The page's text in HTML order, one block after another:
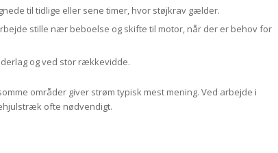
til tidlige eller sene timer, hvor støjkrav gælder.
stille nær beboelse og skifte til motor, når der er behov for
og ved stor rækkevidde.
områder giver strøm typisk mest mening. Ved arbejde i
ofte nødvendigt.